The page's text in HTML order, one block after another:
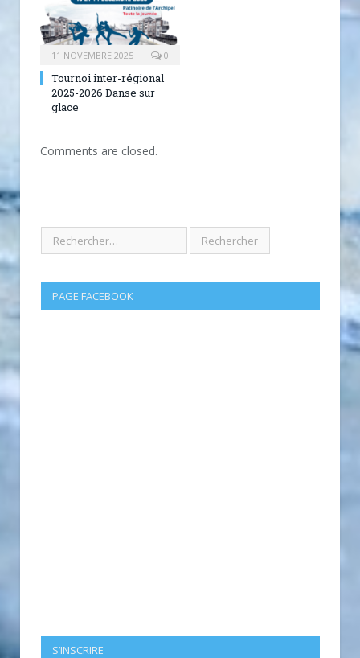
11 NOVEMBRE 2025 0
Tournoi inter-régional
2025-2026 Danse sur
glace
Comments are closed.
PAGE FACEBOOK
S’INSCRIRE